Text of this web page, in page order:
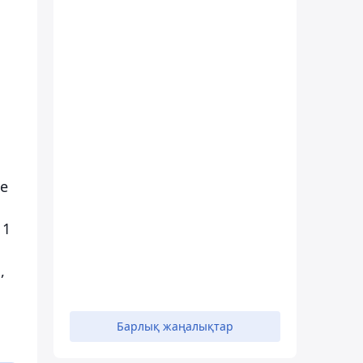
Барлық жаңалықтар